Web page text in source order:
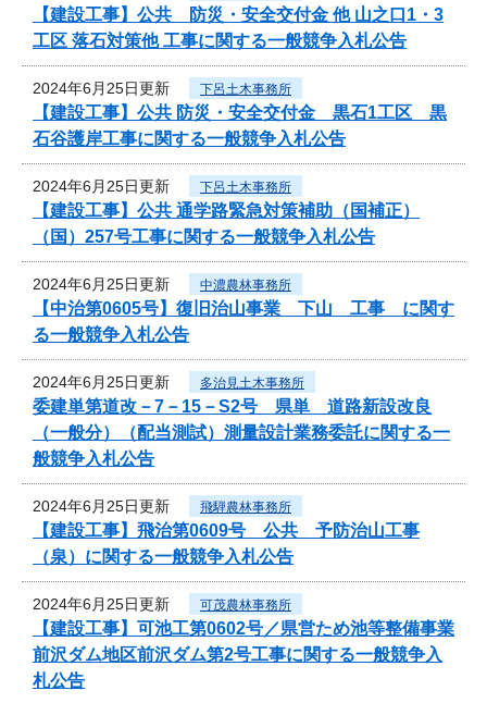
【建設工事】公共 防災・安全交付金 他 山之口1・3
工区 落石対策他 工事に関する一般競争入札公告
2024年6月25日更新 下呂土木事務所
【建設工事】公共 防災・安全交付金 黒石1工区 黒
石谷護岸工事に関する一般競争入札公告
2024年6月25日更新 下呂土木事務所
【建設工事】公共 通学路緊急対策補助（国補正）
（国）257号工事に関する一般競争入札公告
2024年6月25日更新 中濃農林事務所
【中治第0605号】復旧治山事業 下山 工事 に関す
る一般競争入札公告
2024年6月25日更新 多治見土木事務所
委建単第道改－7－15－S2号 県単 道路新設改良
（一般分）（配当測試）測量設計業務委託に関する一
般競争入札公告
2024年6月25日更新 飛騨農林事務所
【建設工事】飛治第0609号 公共 予防治山工事
（泉）に関する一般競争入札公告
2024年6月25日更新 可茂農林事務所
【建設工事】可池工第0602号／県営ため池等整備事業
前沢ダム地区前沢ダム第2号工事に関する一般競争入
札公告